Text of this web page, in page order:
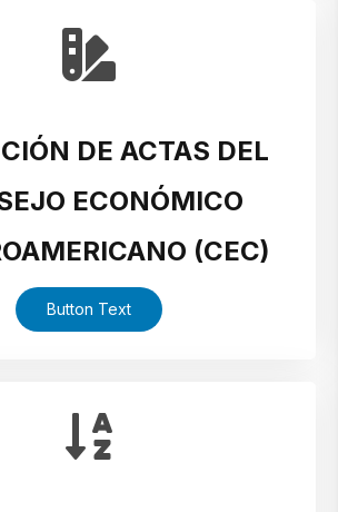
DE ACTAS DEL
ECONÓMICO
(CEC)
Button Text